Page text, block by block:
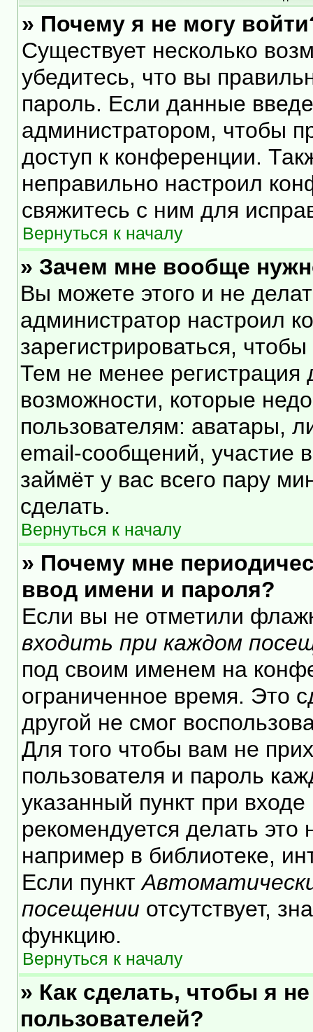
» Почему я не могу
Существует несколько
убедитесь, что вы
пароль. Если данные
администратором, чтобы
доступ к конференции.
неправильно настроил
свяжитесь с ним для
Вернуться к началу
» Зачем мне вообще
Вы можете этого и не
администратор настроил
зарегистрироваться,
Тем не менее
возможности, которые
пользователям: аватары,
email-сообщений, участие
займёт у вас всего пару
сделать.
Вернуться к началу
» Почему мне
ввод имени и пароля?
Если вы не отметили
входить при каждом
под своим именем на
ограниченное время. Это
другой не смог
Для того чтобы вам не
пользователя и пароль
указанный пункт при
рекомендуется делать
например в библиотеке,
Если пункт
посещении отсутствует,
функцию.
Вернуться к началу
» Как сделать, чтобы я
пользователей?